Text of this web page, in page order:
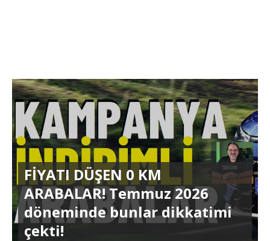
FİYATI DÜŞEN 0 KM
ARABALAR! Temmuz 2026
döneminde bunlar dikkatimi
çekti!